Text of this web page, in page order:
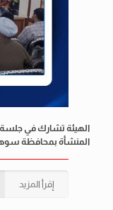
الهيئة تشارك في جلسة
المنشأة بمحافظة
إقرأ المزيد